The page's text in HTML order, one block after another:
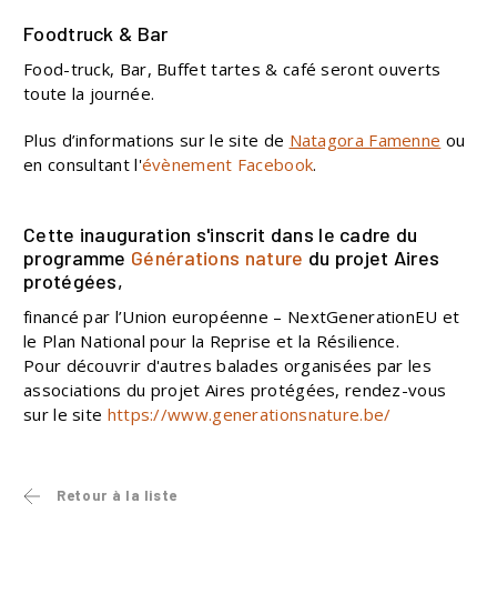
Foodtruck & Bar
Food-truck, Bar, Buffet tartes & café seront ouverts
toute la journée.
Plus d’informations sur le site de Natagora Famenne ou
en consultant l'évènement Facebook.
Cette inauguration s'inscrit dans le cadre du
programme Générations nature du projet Aires
protégées,
financé par l’Union européenne – NextGenerationEU et
le Plan National pour la Reprise et la Résilience.
Pour découvrir d'autres balades organisées par les
associations du projet Aires protégées, rendez-vous
sur le site https://www.generationsnature.be/
Retour à la liste